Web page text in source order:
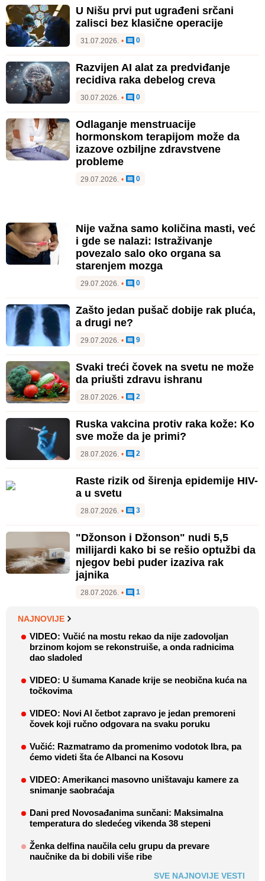
U Nišu prvi put ugrađeni srčani
zalisci bez klasične operacije
31.07.2026. • 0
Razvijen AI alat za predviđanje
recidiva raka debelog creva
30.07.2026. • 0
Odlaganje menstruacije
hormonskom terapijom može da
izazove ozbiljne zdravstvene
probleme
29.07.2026. • 0
Nije važna samo količina masti, već
i gde se nalazi: Istraživanje
povezalo salo oko organa sa
starenjem mozga
29.07.2026. • 0
Zašto jedan pušač dobije rak pluća,
a drugi ne?
29.07.2026. • 9
Svaki treći čovek na svetu ne može
da priušti zdravu ishranu
28.07.2026. • 2
Ruska vakcina protiv raka kože: Ko
sve može da je primi?
28.07.2026. • 2
Raste rizik od širenja epidemije HIV-
a u svetu
28.07.2026. • 3
"Džonson i Džonson" nudi 5,5
milijardi kako bi se rešio optužbi da
njegov bebi puder izaziva rak
jajnika
28.07.2026. • 1
NAJNOVIJE
VIDEO: Vučić na mostu rekao da nije zadovoljan
brzinom kojom se rekonstruiše, a onda radnicima
dao sladoled
VIDEO: U šumama Kanade krije se neobična kuća na
točkovima
VIDEO: Novi AI četbot zapravo je jedan premoreni
čovek koji ručno odgovara na svaku poruku
Vučić: Razmatramo da promenimo vodotok Ibra, pa
ćemo videti šta će Albanci na Kosovu
VIDEO: Amerikanci masovno uništavaju kamere za
snimanje saobraćaja
Dani pred Novosađanima sunčani: Maksimalna
temperatura do sledećeg vikenda 38 stepeni
Ženka delfina naučila celu grupu da prevare
naučnike da bi dobili više ribe
SVE NAJNOVIJE VESTI